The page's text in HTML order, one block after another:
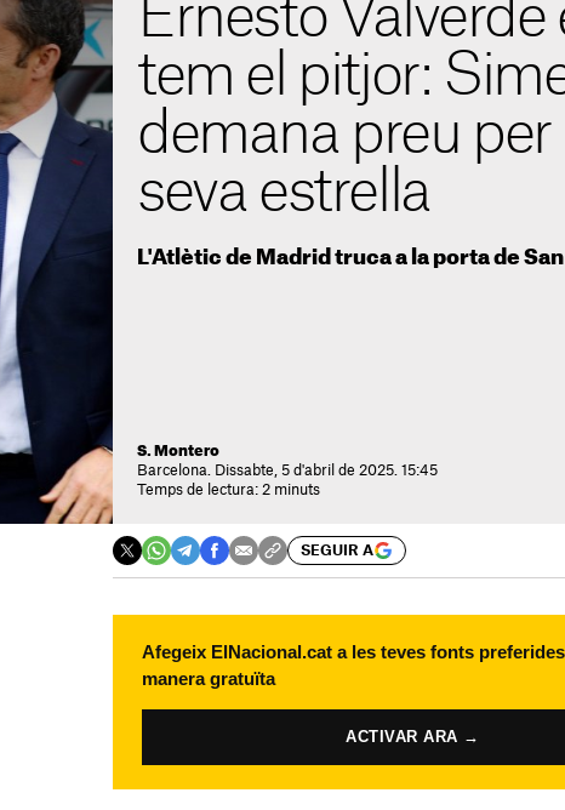
Ernesto Valverde
tem el pitjor:
demana preu per
seva estrella
L'Atlètic de Madrid truca a la porta de
S. Montero
Barcelona. Dissabte, 5 d'abril de 2025. 15:45
Temps de lectura: 2 minuts
SEGUIR A
Afegeix ElNacional.cat a les teves fonts
manera gratuïta
ACTIVAR ARA →